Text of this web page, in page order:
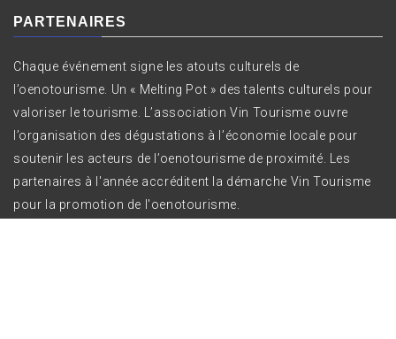
PARTENAIRES
Chaque événement signe les atouts culturels de
l’oenotourisme. Un « Melting Pot » des talents culturels pour
valoriser le tourisme. L’association Vin Tourisme ouvre
l’organisation des dégustations à l’économie locale pour
soutenir les acteurs de l’oenotourisme de proximité. Les
partenaires à l'année accréditent la démarche Vin Tourisme
pour la promotion de l'oenotourisme.